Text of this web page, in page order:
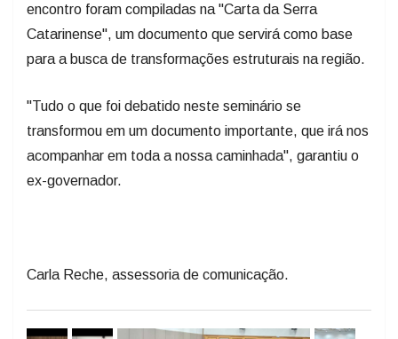
encontro foram compiladas na "Carta da Serra
Catarinense", um documento que servirá como base
para a busca de transformações estruturais na região.
"Tudo o que foi debatido neste seminário se
transformou em um documento importante, que irá nos
acompanhar em toda a nossa caminhada", garantiu o
ex-governador.
Carla Reche, assessoria de comunicação.